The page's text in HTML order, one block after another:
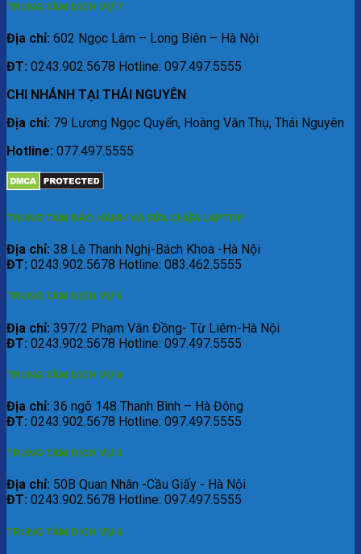
TRUNG TÂM DỊCH VỤ 7
Địa chỉ: 602 Ngọc Lâm – Long Biên – Hà Nội
ĐT: 0243.902.5678 Hotline: 097.497.5555
CHI NHÁNH TẠI THÁI NGUYÊN
Địa chỉ: 79 Lương Ngọc Quyến, Hoàng Văn Thụ, Thái Nguyên
Hotline: 077.497.5555
TRUNG TÂM BẢO HÀNH VÀ SỬA CHỮA LAPTOP
Địa chỉ: 38 Lê Thanh Nghị-Bách Khoa -Hà Nội
ĐT: 0243.902.5678 Hotline: 083.462.5555
TRUNG TÂM DỊCH VỤ 5
Địa chỉ: 397/2 Phạm Văn Đồng- Từ Liêm-Hà Nội
ĐT: 0243.902.5678 Hotline: 097.497.5555
TRUNG TÂM DỊCH VỤ 8
Địa chỉ: 36 ngõ 148 Thanh Bình – Hà Đông
ĐT: 0243.902.5678 Hotline: 097.497.5555
TRUNG TÂM DỊCH VỤ 3
Địa chỉ: 50B Quan Nhân -Cầu Giấy - Hà Nội
ĐT: 0243.902.5678 Hotline: 097.497.5555
TRUNG TÂM DỊCH VỤ 6